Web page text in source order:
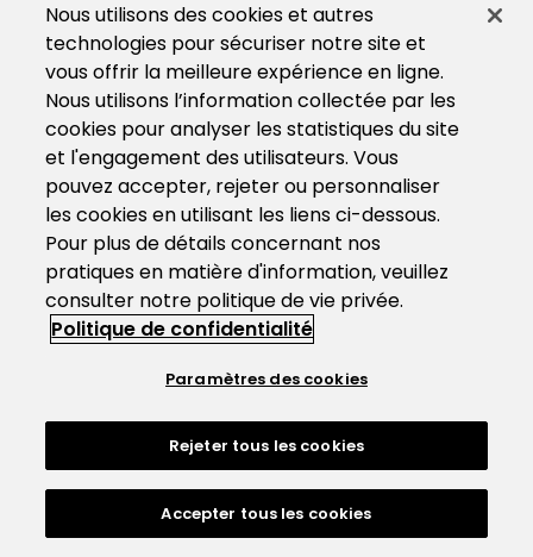
Nous utilisons des cookies et autres
technologies pour sécuriser notre site et
vous offrir la meilleure expérience en ligne.
Nous utilisons l’information collectée par les
cookies pour analyser les statistiques du site
et l'engagement des utilisateurs. Vous
pouvez accepter, rejeter ou personnaliser
les cookies en utilisant les liens ci-dessous.
Pour plus de détails concernant nos
pratiques en matière d'information, veuillez
consulter notre politique de vie privée.
Politique de confidentialité
Paramètres des cookies
Rejeter tous les cookies
Accepter tous les cookies